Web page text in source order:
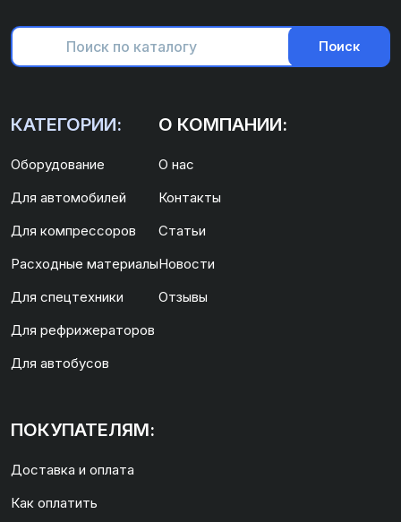
Поиск
КАТЕГОРИИ:
Оборудование
Для автомобилей
Для компрессоров
Расходные материалы
Для спецтехники
Для рефрижераторов
Для автобусов
О КОМПАНИИ:
О нас
Контакты
Статьи
Новости
Отзывы
ПОКУПАТЕЛЯМ:
Доставка и оплата
Как оплатить